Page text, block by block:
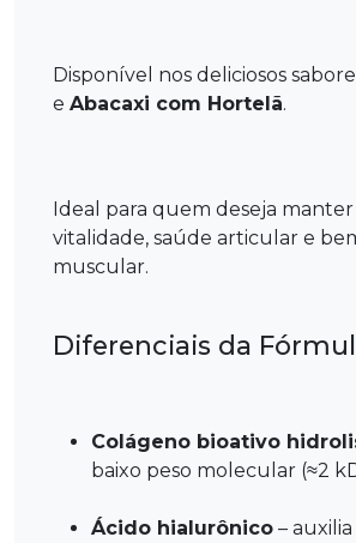
Disponível nos deliciosos
e Abacaxi com Hortelã.
Ideal para quem deseja manter
vitalidade, saúde articular e
muscular.
Diferenciais da
Colágeno bioativo
baixo peso molecular (≈2
Ácido hialurônico –